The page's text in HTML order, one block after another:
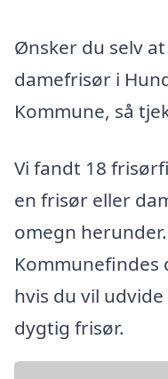
Ønsker du selv
damefrisør i
Kommune, så
Vi fandt 18
en frisør eller
omegn
hvis du vil
dygtig frisør.